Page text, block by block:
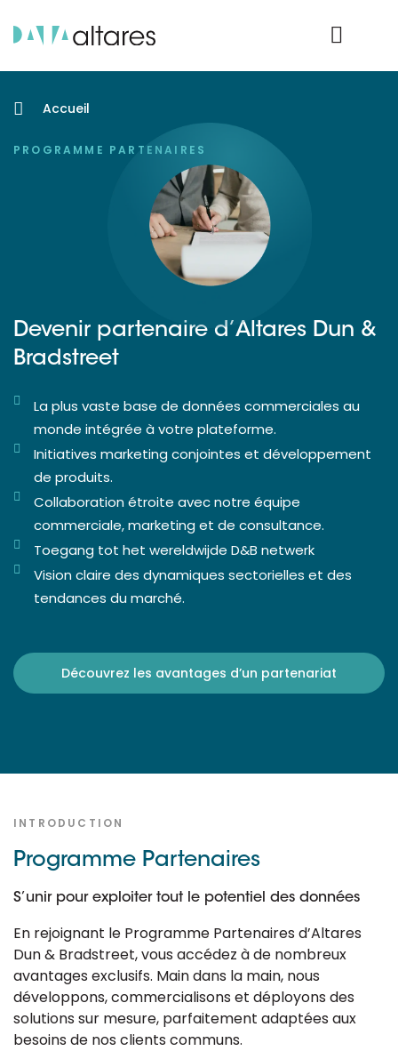
Accueil
PROGRAMME PARTENAIRES
Devenir partenaire d’Altares Dun &
Bradstreet
La plus vaste base de données commerciales au
monde intégrée à votre plateforme.
Initiatives marketing conjointes et développement
de produits.
Collaboration étroite avec notre équipe
commerciale, marketing et de consultance.
Toegang tot het wereldwijde D&B netwerk
Vision claire des dynamiques sectorielles et des
tendances du marché.
Découvrez les avantages d’un partenariat
INTRODUCTION
Programme Partenaires
S’unir pour exploiter tout le potentiel des données
En rejoignant le Programme Partenaires d’Altares
Dun & Bradstreet, vous accédez à de nombreux
avantages exclusifs. Main dans la main, nous
développons, commercialisons et déployons des
solutions sur mesure, parfaitement adaptées aux
besoins de nos clients communs.